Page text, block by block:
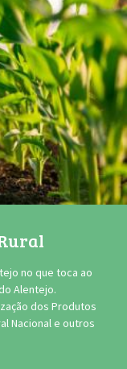
no que toca ao
Alentejo.
dos Produtos
Nacional e outros